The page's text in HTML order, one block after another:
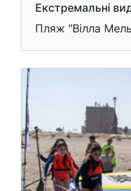
Екстремальні
Пляж "Вілла